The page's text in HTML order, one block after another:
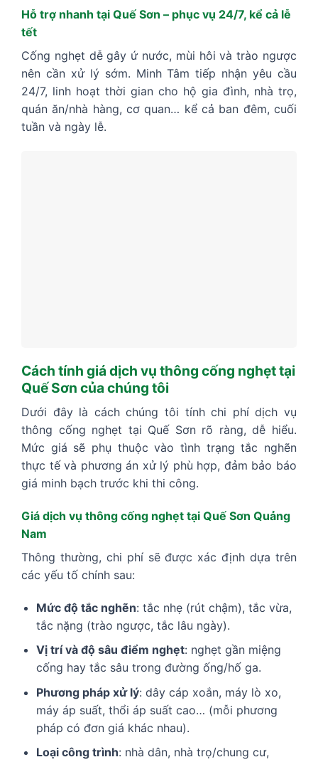
Hỗ trợ nhanh tại Quế Sơn – phục vụ 24/7, kể cả lễ
tết
Cống nghẹt dễ gây ứ nước, mùi hôi và trào ngược
nên cần xử lý sớm. Minh Tâm tiếp nhận yêu cầu
24/7, linh hoạt thời gian cho hộ gia đình, nhà trọ,
quán ăn/nhà hàng, cơ quan… kể cả ban đêm, cuối
tuần và ngày lễ.
Cách tính giá dịch vụ thông cống nghẹt tại
Quế Sơn của chúng tôi
Dưới đây là cách chúng tôi tính chi phí dịch vụ
thông cống nghẹt tại Quế Sơn rõ ràng, dễ hiểu.
Mức giá sẽ phụ thuộc vào tình trạng tắc nghẽn
thực tế và phương án xử lý phù hợp, đảm bảo báo
giá minh bạch trước khi thi công.
Giá dịch vụ thông cống nghẹt tại Quế Sơn Quảng
Nam
Thông thường, chi phí sẽ được xác định dựa trên
các yếu tố chính sau:
Mức độ tắc nghẽn: tắc nhẹ (rút chậm), tắc vừa,
tắc nặng (trào ngược, tắc lâu ngày).
Vị trí và độ sâu điểm nghẹt: nghẹt gần miệng
cống hay tắc sâu trong đường ống/hố ga.
Phương pháp xử lý: dây cáp xoắn, máy lò xo,
máy áp suất, thổi áp suất cao… (mỗi phương
pháp có đơn giá khác nhau).
Loại công trình: nhà dân, nhà trọ/chung cư,